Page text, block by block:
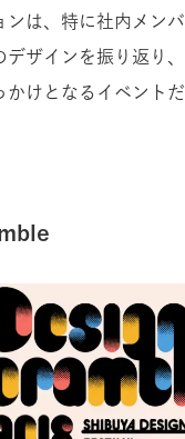
ンは、特に社内メン
デザインを振り返り
かけとなるイベント